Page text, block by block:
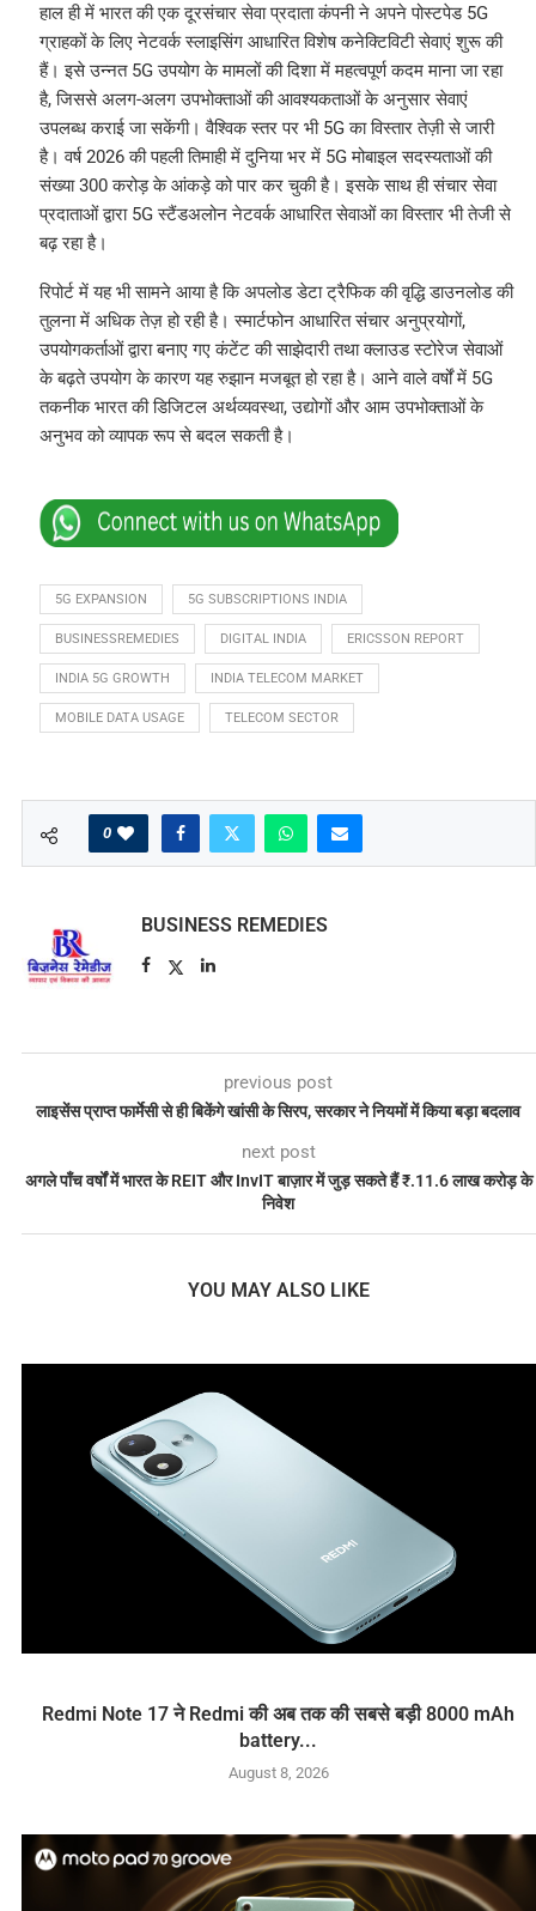
हाल ही में भारत की एक दूरसंचार सेवा प्रदाता कंपनी ने अपने पोस्टपेड 5G
ग्राहकों के लिए नेटवर्क स्लाइसिंग आधारित विशेष कनेक्टिविटी सेवाएं शुरू की
हैं। इसे उन्नत 5G उपयोग के मामलों की दिशा में महत्वपूर्ण कदम माना जा रहा
है, जिससे अलग-अलग उपभोक्ताओं की आवश्यकताओं के अनुसार सेवाएं
उपलब्ध कराई जा सकेंगी। वैश्विक स्तर पर भी 5G का विस्तार तेज़ी से जारी
है। वर्ष 2026 की पहली तिमाही में दुनिया भर में 5G मोबाइल सदस्यताओं की
संख्या 300 करोड़ के आंकड़े को पार कर चुकी है। इसके साथ ही संचार सेवा
प्रदाताओं द्वारा 5G स्टैंडअलोन नेटवर्क आधारित सेवाओं का विस्तार भी तेजी से
बढ़ रहा है।
रिपोर्ट में यह भी सामने आया है कि अपलोड डेटा ट्रैफिक की वृद्धि डाउनलोड की
तुलना में अधिक तेज़ हो रही है। स्मार्टफोन आधारित संचार अनुप्रयोगों,
उपयोगकर्ताओं द्वारा बनाए गए कंटेंट की साझेदारी तथा क्लाउड स्टोरेज सेवाओं
के बढ़ते उपयोग के कारण यह रुझान मजबूत हो रहा है। आने वाले वर्षों में 5G
तकनीक भारत की डिजिटल अर्थव्यवस्था, उद्योगों और आम उपभोक्ताओं के
अनुभव को व्यापक रूप से बदल सकती है।
5G EXPANSION 5G SUBSCRIPTIONS INDIA
BUSINESSREMEDIES DIGITAL INDIA ERICSSON REPORT
INDIA 5G GROWTH INDIA TELECOM MARKET
MOBILE DATA USAGE TELECOM SECTOR
0
BUSINESS REMEDIES
previous post
लाइसेंस प्राप्त फार्मेसी से ही बिकेंगे खांसी के सिरप, सरकार ने नियमों में किया बड़ा बदलाव
next post
अगले पाँच वर्षों में भारत के REIT और InvIT बाज़ार में जुड़ सकते हैं ₹.11.6 लाख करोड़ के
निवेश
YOU MAY ALSO LIKE
Redmi Note 17 ने Redmi की अब तक की सबसे बड़ी 8000 mAh
battery...
August 8, 2026